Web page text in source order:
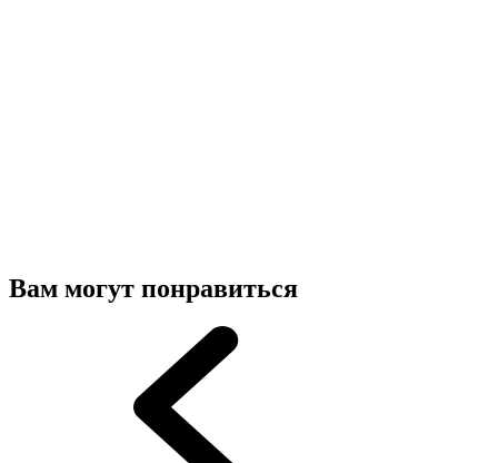
Вам могут понравиться